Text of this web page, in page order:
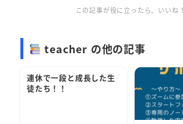
この記事が役に立ったら、いいね！
teacher の他の記事
連休で一段と成長した生
徒たち！！